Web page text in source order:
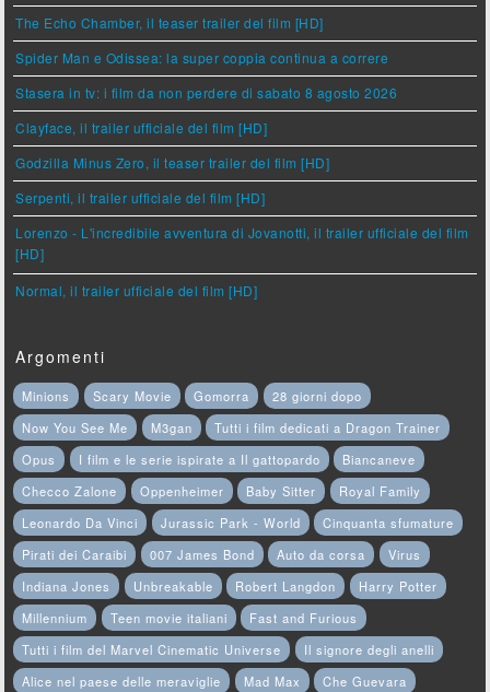
The Echo Chamber, il teaser trailer del film [HD]
Spider Man e Odissea: la super coppia continua a correre
Stasera in tv: i film da non perdere di sabato 8 agosto 2026
Clayface, il trailer ufficiale del film [HD]
Godzilla Minus Zero, il teaser trailer del film [HD]
Serpenti, il trailer ufficiale del film [HD]
Lorenzo - L'incredibile avventura di Jovanotti, il trailer ufficiale del film
[HD]
Normal, il trailer ufficiale del film [HD]
Argomenti
Minions Scary Movie Gomorra
28 giorni dopo
Now You See Me
M3gan
Tutti i film dedicati a Dragon Trainer
Opus
I film e le serie ispirate a Il gattopardo
Biancaneve
Checco Zalone
Oppenheimer Baby Sitter
Royal Family
Leonardo Da Vinci
Jurassic Park - World
Cinquanta sfumature
Pirati dei Caraibi
007 James Bond Auto da corsa
Virus
Indiana Jones
Unbreakable Robert Langdon
Harry Potter
Millennium
Teen movie italiani
Fast and Furious
Tutti i film del Marvel Cinematic Universe
Il signore degli anelli
Alice nel paese delle meraviglie
Mad Max
Che Guevara